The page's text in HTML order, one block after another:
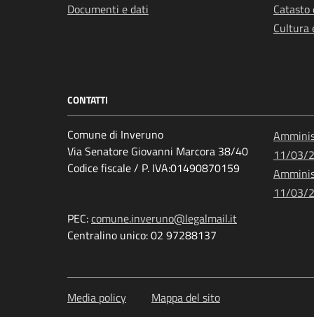
Documenti e dati
Cultura
CONTATTI
Comune di Inveruno
Via Senatore Giovanni Marcora 38/40
Codice fiscale / P. IVA:01490870159
PEC:comune.inveruno@legalmail.it
Centralino unico: 02 97288137
11/03/
11/03/
Media policy Mappa del sito